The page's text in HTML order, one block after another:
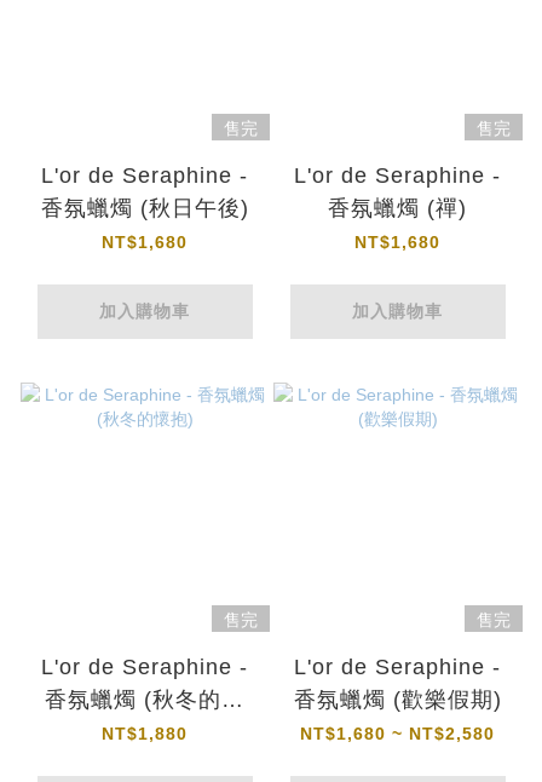
售完
L'or de Seraphine -
香氛蠟燭 (秋日午後)
NT$1,680
加入購物車
售完
L'or de Seraphine -
香氛蠟燭 (禪)
NT$1,680
加入購物車
售完
L'or de Seraphine -
香氛蠟燭 (秋冬的懷
抱)
NT$1,880
售完
L'or de Seraphine -
香氛蠟燭 (歡樂假期)
NT$1,680 ~ NT$2,580